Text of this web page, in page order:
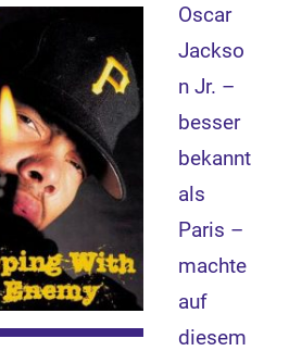
Oscar
Jackso
n Jr. –
besser
bekannt
als
Paris –
machte
auf
diesem